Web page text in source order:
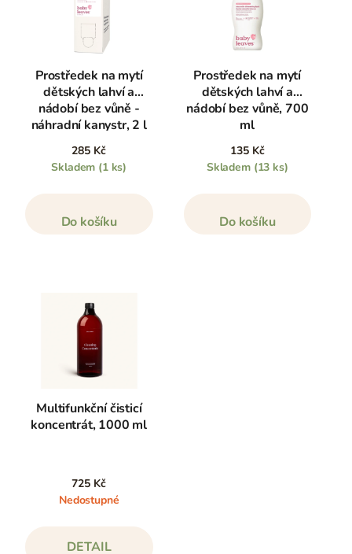
Prostředek na mytí
dětských lahví a
nádobí bez vůně -
náhradní kanystr, 2 l
285 Kč
Skladem (1 ks)
Do košíku
Prostředek na mytí
dětských lahví a
nádobí bez vůně, 700
ml
135 Kč
Skladem (13 ks)
Do košíku
Multifunkční čisticí
koncentrát, 1000 ml
725 Kč
Nedostupné
DETAIL